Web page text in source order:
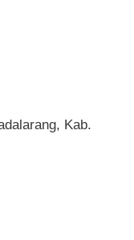
Kab.